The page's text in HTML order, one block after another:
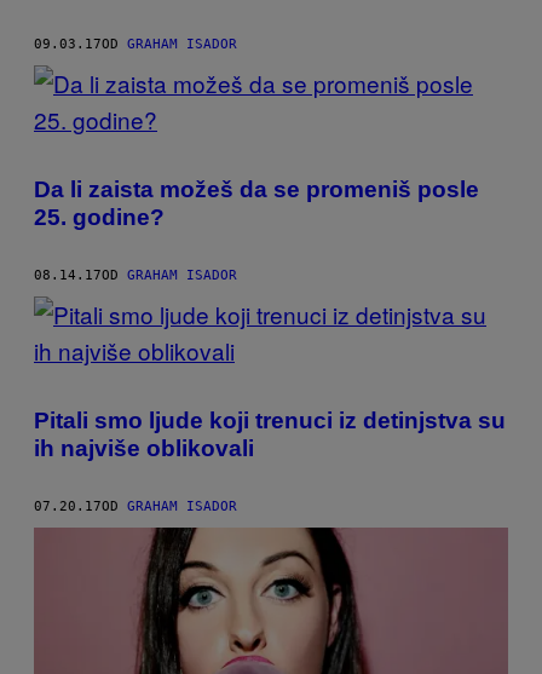
09.03.17OD GRAHAM ISADOR
Da li zaista možeš da se promeniš posle
25. godine?
08.14.17OD GRAHAM ISADOR
Pitali smo ljude koji trenuci iz detinjstva su
ih najviše oblikovali
07.20.17OD GRAHAM ISADOR